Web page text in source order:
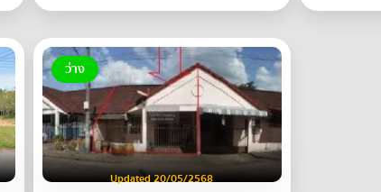
ว่าง
Updated 20/05/2568